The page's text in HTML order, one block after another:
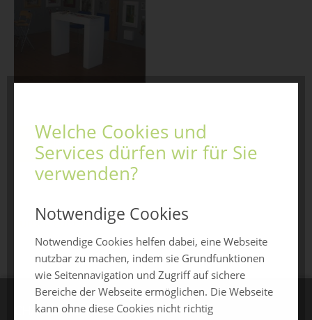
Jetzt anfragen
zurück zur Übersicht
CHAMLAND MESSEN
Welche Cookies und
Services dürfen wir für Sie
verwenden?
Notwendige Cookies
Notwendige Cookies helfen dabei, eine Webseite
nutzbar zu machen, indem sie Grundfunktionen
wie Seitennavigation und Zugriff auf sichere
Bereiche der Webseite ermöglichen. Die Webseite
kann ohne diese Cookies nicht richtig